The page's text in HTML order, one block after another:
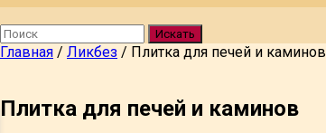
Искать
Главная / Ликбез / Плитка для печей и каминов
Плитка для печей и каминов